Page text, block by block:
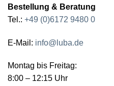
Bestellung & Beratung
Tel.: +49 (0)6172 9480 0
E-Mail: info@luba.de
Montag bis Freitag:
8:00 – 12:15 Uhr